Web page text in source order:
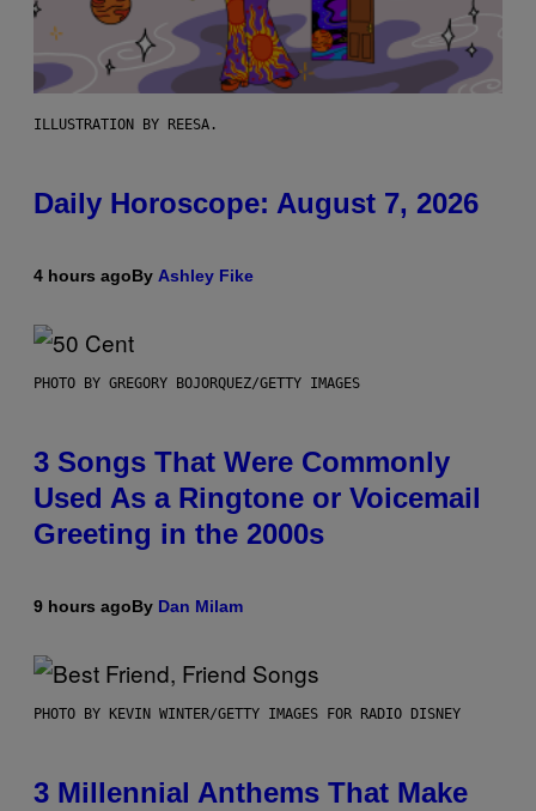
ILLUSTRATION BY REESA.
Daily Horoscope: August 7, 2026
4 hours agoBy Ashley Fike
PHOTO BY GREGORY BOJORQUEZ/GETTY IMAGES
3 Songs That Were Commonly
Used As a Ringtone or Voicemail
Greeting in the 2000s
9 hours agoBy Dan Milam
PHOTO BY KEVIN WINTER/GETTY IMAGES FOR RADIO DISNEY
3 Millennial Anthems That Make